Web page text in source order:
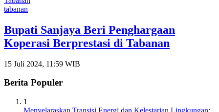
tabanan
Bupati Sanjaya Beri Penghargaan
Koperasi Berprestasi di Tabanan
15 Juli 2024, 11:59 WIB
Berita Populer
1